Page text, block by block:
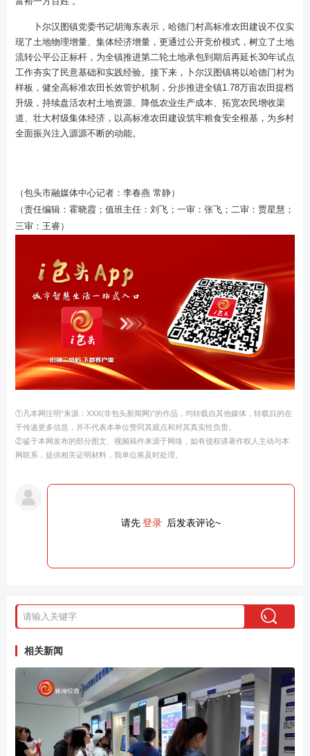
卜尔汉图镇党委书记胡海东表示，哈德门村高标准农田建设不仅实
现了土地物理增量、集体经济增量，更通过公开竞价模式，树立了土地
流转公平公正标杆，为全镇推进第二轮土地承包到期后再延长30年试点
工作夯实了民意基础和实践经验。接下来，卜尔汉图镇将以哈德门村为
样板，健全高标准农田长效管护机制，分步推进全镇1.78万亩农田提档
升级，持续盘活农村土地资源、降低农业生产成本、拓宽农民增收渠
道、壮大村级集体经济，以高标准农田建设筑牢粮食安全根基，为乡村
全面振兴注入源源不断的动能。
（包头市融媒体中心记者：李春燕 常静）
（责任编辑：霍晓霞；值班主任：刘飞；一审：张飞；二审：贾星慧；
三审：王睿）
①凡本网注明“来源：XXX(非包头新闻网)”的作品，均转载自其他媒体，转载目的在
于传递更多信息，并不代表本单位赞同其观点和对其真实性负责。
②鉴于本网发布的部分图文、视频稿件来源于网络，如有侵权请著作权人主动与本
网联系，提供相关证明材料，我单位将及时处理。
请先登录 后发表评论~
相关新闻